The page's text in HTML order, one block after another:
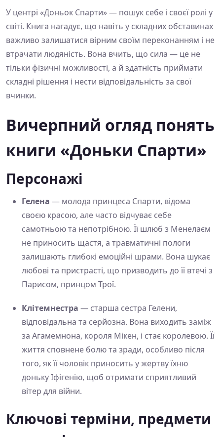
У центрі «Доньок Спарти» — пошук себе і своєї ролі у
світі. Книга нагадує, що навіть у складних обставинах
важливо залишатися вірним своїм переконанням і не
втрачати людяність. Вона вчить, що сила — це не
тільки фізичні можливості, а й здатність приймати
складні рішення і нести відповідальність за свої
вчинки.
Вичерпний огляд понять
книги «Доньки Спарти»
Персонажі
Гелена — молода принцеса Спарти, відома
своєю красою, але часто відчуває себе
самотньою та непотрібною. Її шлюб з Менелаєм
не приносить щастя, а травматичні пологи
залишають глибокі емоційні шрами. Вона шукає
любові та пристрасті, що призводить до її втечі з
Парисом, принцом Трої.
Клітемнестра — старша сестра Гелени,
відповідальна та серйозна. Вона виходить заміж
за Агамемнона, короля Мікен, і стає королевою. Її
життя сповнене болю та зради, особливо після
того, як її чоловік приносить у жертву їхню
доньку Іфігенію, щоб отримати сприятливий
вітер для війни.
Ключові терміни, предмети